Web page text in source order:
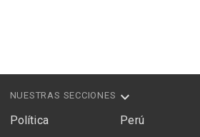
NUESTRAS SECCIONES
Política Perú